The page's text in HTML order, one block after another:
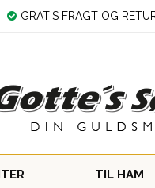
GRATIS FRAGT OG
TIL HAM